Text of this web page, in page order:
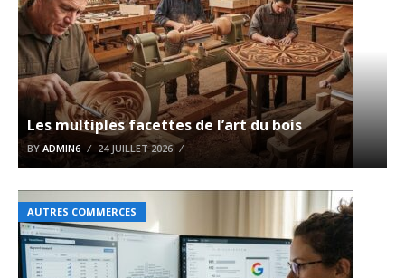
Les multiples facettes de l’art du bois
BY ADMIN6 24 JUILLET 2026
AUTRES COMMERCES